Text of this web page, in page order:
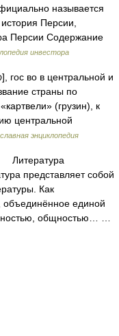
называется
Персии,
Персии Содержание
инвестора
гос во в центральной и
страны по
(грузин), к
центральной
энциклопедия
представляет собой
Как
объединённое единой
общностью… …